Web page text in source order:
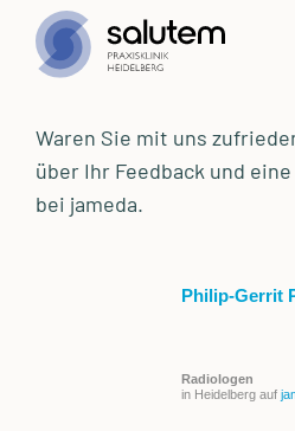
Waren Sie mit uns
über Ihr Feedback und
bei jameda.
Philip-Gerrit
Radiologen
in Heidelberg auf